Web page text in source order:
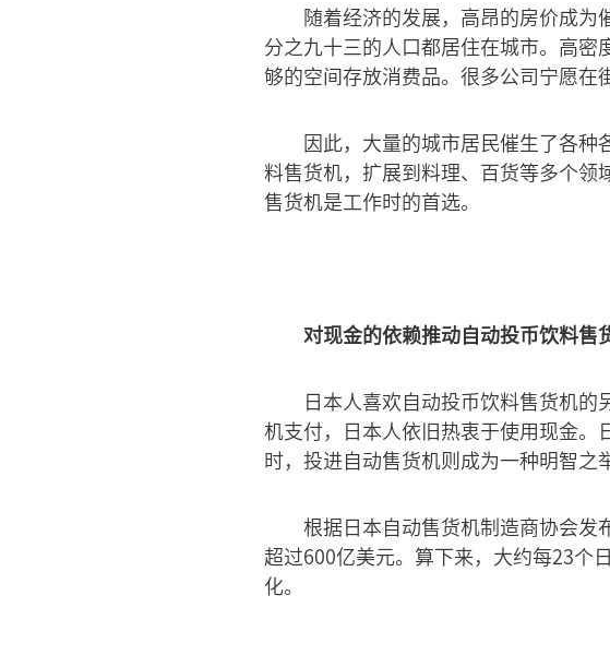
随着经济的发展，高昂的房价成
分之九十三的人口都居住在城市。高
够的空间存放消费品。很多公司宁愿在
因此，大量的城市居民催生了各
料售货机，扩展到料理、百货等多个
售货机是工作时的首选。
对现金的依赖推动自动投币饮料售
日本人喜欢自动投币饮料售货机
机支付，日本人依旧热衷于使用现金
时，投进自动售货机则成为一种明智之
根据日本自动售货机制造商协会发
超过600亿美元。算下来，大约每23个
化。